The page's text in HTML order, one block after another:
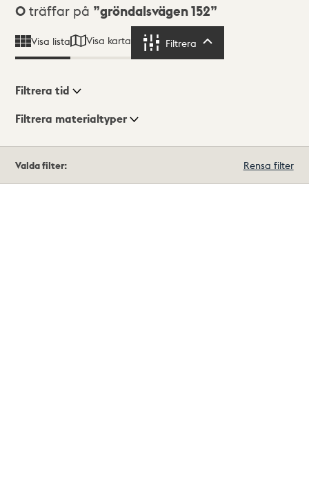
Sökresultat
0 träffar på gröndalsvägen 152
Visa lista Visa karta Filtrera
Visningsläge
Filtrera tid
Filtrera materialtyper
träffar
Valda filter: Rensa filter